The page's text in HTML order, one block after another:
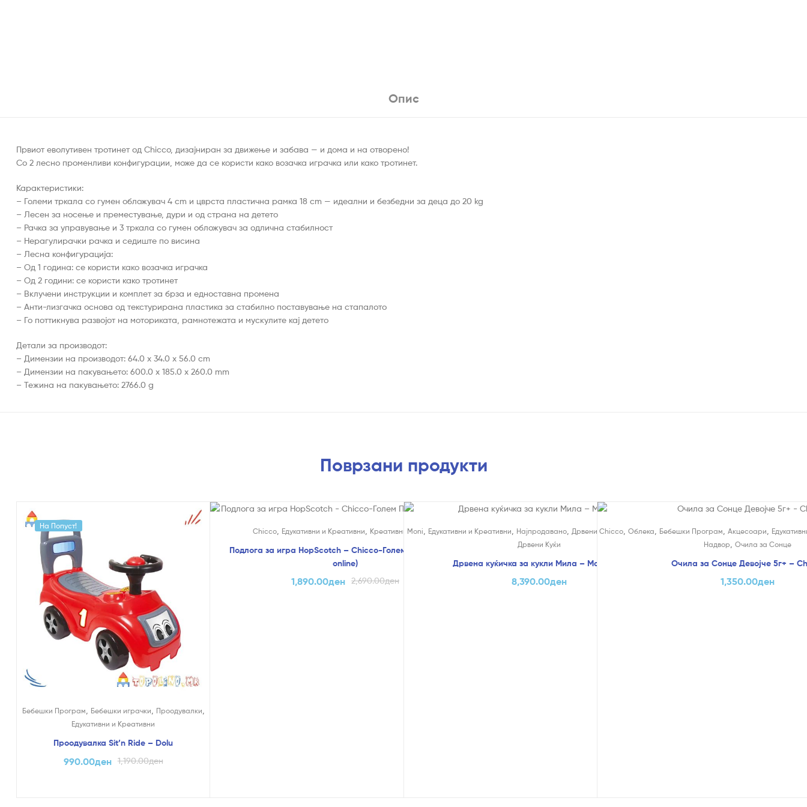
Опис
Првиот еволутивен тротинет од Chicco, дизајниран за движење и забава — и дома и на отворено!
Со 2 лесно променливи конфигурации, може да се користи како возачка играчка или како тротинет.
Карактеристики:
– Големи тркала со гумен обложувач 4 cm и цврста пластична рамка 18 cm — идеални и безбедни за деца до 20 kg
– Лесен за носење и преместување, дури и од страна на детето
– Рачка за управување и 3 тркала со гумен обложувач за одлична стабилност
– Нерагулирачки рачка и седиште по висина
– Лесна конфигурација:
– Од 1 година: се користи како возачка играчка
– Од 2 години: се користи како тротинет
– Вклучени инструкции и комплет за брза и едноставна промена
– Анти-лизгачка основа од текстурирана пластика за стабилно поставување на стапалото
– Го поттикнува развојот на моториката, рамнотежата и мускулите кај детето
Детали за производот:
– Димензии на производот: 64.0 x 34.0 x 56.0 cm
– Димензии на пакувањето: 600.0 x 185.0 x 260.0 mm
– Тежина на пакувањето: 2766.0 g
Поврзани продукти
На Попуст!
Бебешки Програм Бебешки играчки Проодувалки
Едукативни и Креативни
Проодувалка Sit’n Ride – Dolu
1,190.00ден
990.00ден
Chicco Едукативни и Креативни Креативни Играчки
Подлога за игра HopScotch – Chicco-Голем Попуст (само
online)
2,690.00ден
1,890.00ден
Moni Едукативни и Креативни Најпродавано Дрвени Едукативни Играчки,
Дрвени Куќи
Дрвена куќичка за кукли Мила – Moni Toys
8,390.00ден
Chicco ,Облека Бебешки Програм ,Акцесоари
Надвор Очила за Сонце
Очила за Сонце Девојче 5г+ –
1,350.00ден